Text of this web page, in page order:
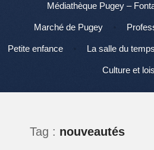
Médiathèque Pugey –
Marché de Pugey
Petite enfance La salle du
Culture et
Tag : nouveautés